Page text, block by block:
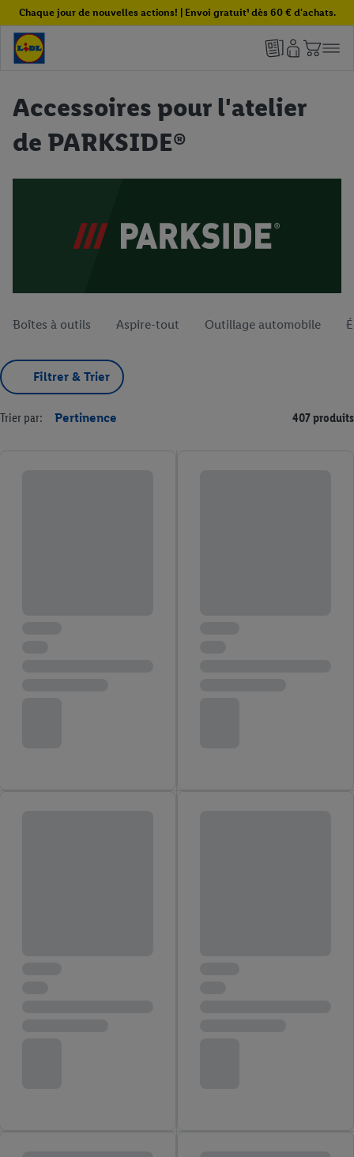
Chaque jour de nouvelles actions! | Envoi gratuit¹ dès 60 € d'achats.
Accessoires pour l'atelier
de PARKSIDE®
Boîtes à outils Aspire-tout Outillage automobile
Filtrer & Trier
Trier par: Pertinence 407 produits